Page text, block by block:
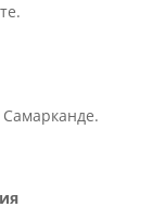
Самарканде.